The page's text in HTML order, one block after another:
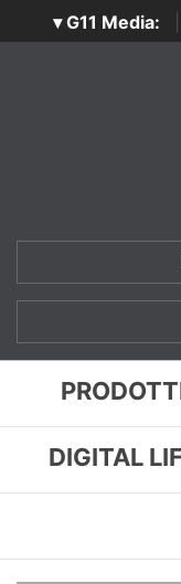
▾ G11 Media:
SecurityOpenLab
DIGITAL